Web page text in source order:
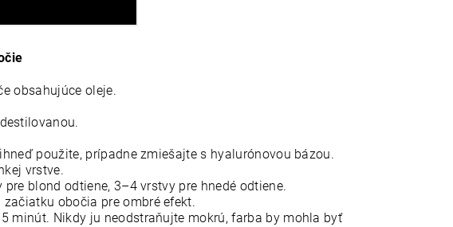
obsahujúce oleje.
použite, prípadne zmiešajte s hyalurónovou bázou.
vrstve.
blond odtiene, 3–4 vrstvy pre hnedé odtiene.
obočia pre ombré efekt.
minút. Nikdy ju neodstraňujte mokrú, farba by mohla byť